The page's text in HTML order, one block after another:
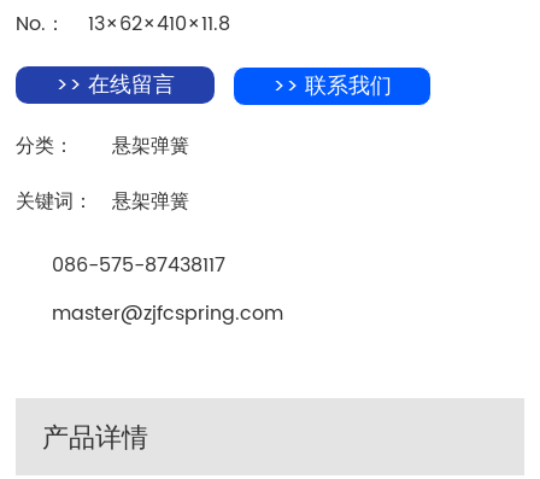
No.： 13×62×410×11.8
>> 在线留言 >> 联系我们
分类：
悬架弹簧
关键词：
悬架弹簧
086-575-87438117
master@zjfcspring.com
产品详情